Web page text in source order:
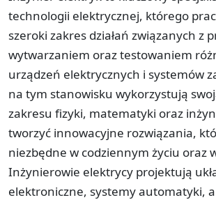
technologii elektrycznej, którego
szeroki zakres działań związanych z
wytwarzaniem oraz testowaniem
urządzeń elektrycznych i systemów
na tym stanowisku wykorzystują
zakresu fizyki, matematyki oraz
tworzyć innowacyjne rozwiązania,
niezbędne w codziennym życiu oraz
Inżynierowie elektrycy projektują
elektroniczne, systemy automatyki,